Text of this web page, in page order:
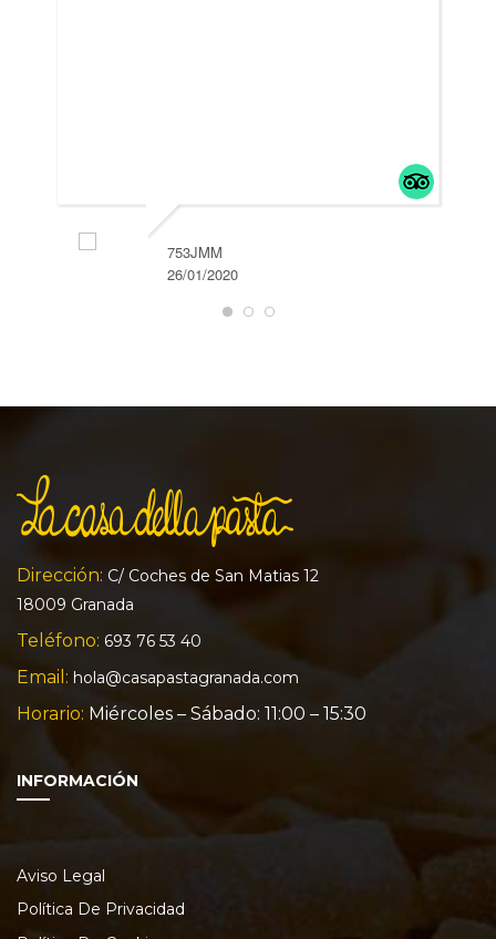
753JMM
26/01/2020
Dirección: C/ Coches de San Matias 12
18009 Granada
Teléfono: 693 76 53 40
Email: hola@casapastagranada.com
Horario: Miércoles – Sábado: 11:00 – 15:30
INFORMACIÓN
Aviso Legal
Política De Privacidad